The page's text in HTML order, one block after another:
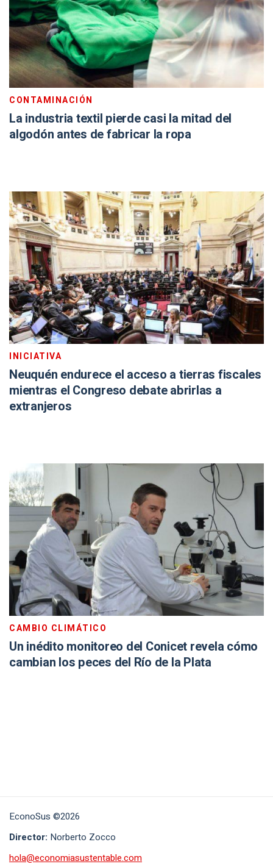
CONTAMINACIÓN
La industria textil pierde casi la mitad del
algodón antes de fabricar la ropa
INICIATIVA
Neuquén endurece el acceso a tierras fiscales
mientras el Congreso debate abrirlas a
extranjeros
CAMBIO CLIMÁTICO
Un inédito monitoreo del Conicet revela cómo
cambian los peces del Río de la Plata
EconoSus ©2026
Director: Norberto Zocco
hola@economiasustentable.com